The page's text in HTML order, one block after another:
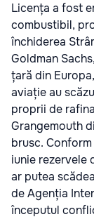
Licența a fost
combustibil,
închiderea
Goldman
țară din
aviație au
proprii de
Grangemouth
brusc.
iunie rezervele
ar putea
de Agenția
începutul